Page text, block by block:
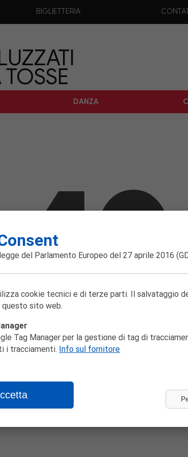
non
BIGLIETTERIA
DANZA
legge del Parlamento Europeo del 27 aprile 2016
cookie tecnici e di terze parti. Il salvataggio
questo sito web.
Tag Manager per la gestione di tag di
i tracciamenti. Info sul fornitore